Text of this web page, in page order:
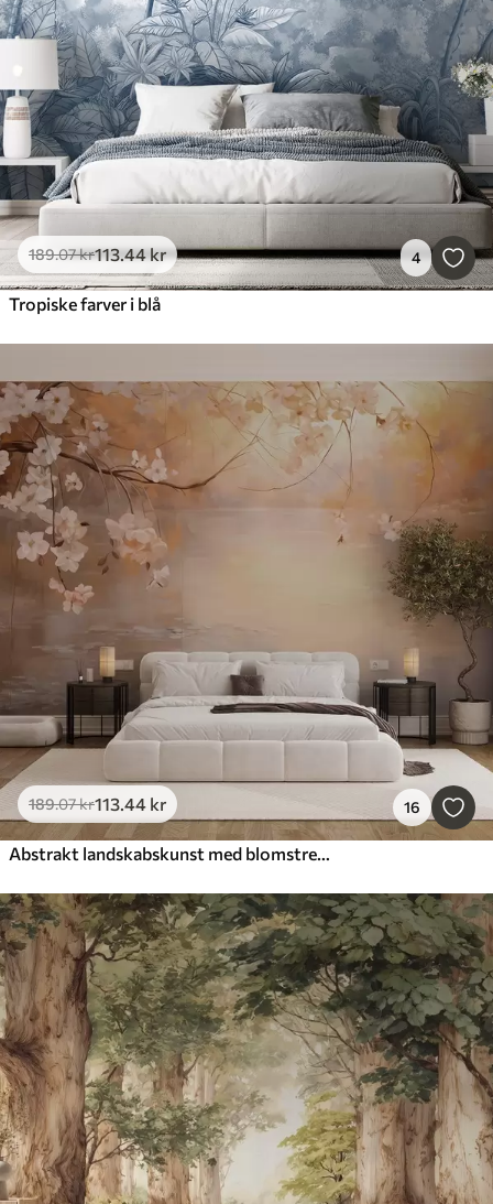
189.07kr113.44kr 4
Tropiske farver i blå
189.07kr113.44 kr 16
Abstrakt landskabskunst med blomstrende grene og hvide blomster, der hænger over en sø, bløde pastelfarver